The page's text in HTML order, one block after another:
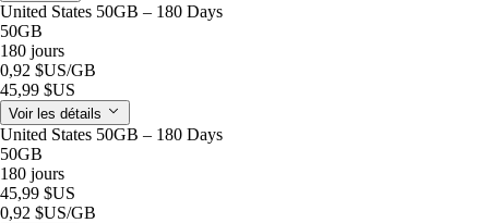
United States 50GB – 180 Days
50GB
180 jours
0,92 $US/GB
45,99 $US
Voir les détails
United States 50GB – 180 Days
50GB
180 jours
45,99 $US
0,92 $US/GB